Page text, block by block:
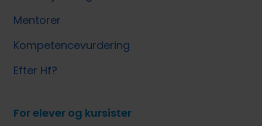
Mentorer
Kompetencevurdering
Efter Hf?
For elever og kursister